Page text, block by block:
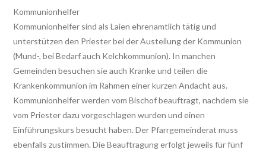
Kommunionhelfer
Kommunionhelfer sind als Laien ehrenamtlich tätig und
unterstützen den Priester bei der Austeilung der Kommunion
(Mund-, bei Bedarf auch Kelchkommunion). In manchen
Gemeinden besuchen sie auch Kranke und teilen die
Krankenkommunion im Rahmen einer kurzen Andacht aus.
Kommunionhelfer werden vom Bischof beauftragt, nachdem sie
vom Priester dazu vorgeschlagen wurden und einen
Einführungskurs besucht haben. Der Pfarrgemeinderat muss
ebenfalls zustimmen. Die Beauftragung erfolgt jeweils für fünf